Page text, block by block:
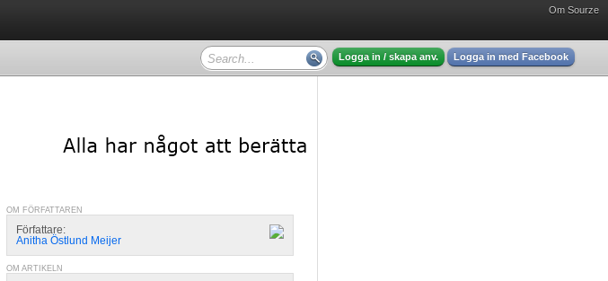
Om Sourze
Logga in / skapa anv. Logga in med Facebook
OM FÖRFATTAREN
Författare:
Anitha Östlund Meijer
OM ARTIKELN